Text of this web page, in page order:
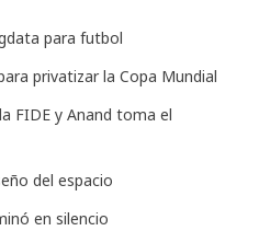
para futbol
privatizar la Copa Mundial
FIDE y Anand toma el
del espacio
en silencio